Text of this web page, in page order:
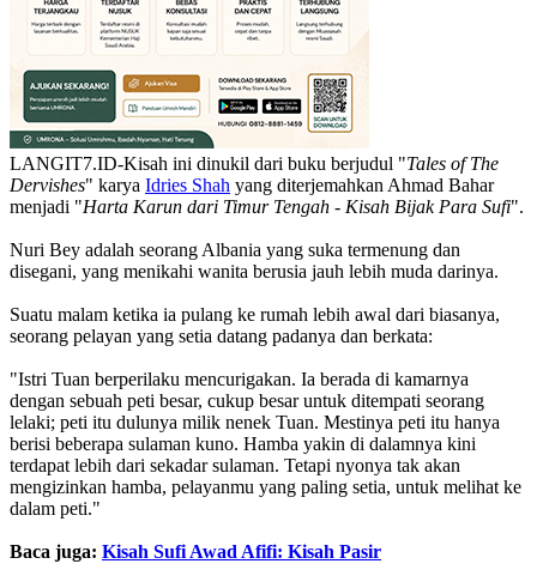
LANGIT7.ID-Kisah ini dinukil dari buku berjudul "Tales of The
Dervishes" karya Idries Shah yang diterjemahkan Ahmad Bahar
menjadi "Harta Karun dari Timur Tengah - Kisah Bijak Para Sufi".
Nuri Bey adalah seorang Albania yang suka termenung dan
disegani, yang menikahi wanita berusia jauh lebih muda darinya.
Suatu malam ketika ia pulang ke rumah lebih awal dari biasanya,
seorang pelayan yang setia datang padanya dan berkata:
"Istri Tuan berperilaku mencurigakan. Ia berada di kamarnya
dengan sebuah peti besar, cukup besar untuk ditempati seorang
lelaki; peti itu dulunya milik nenek Tuan. Mestinya peti itu hanya
berisi beberapa sulaman kuno. Hamba yakin di dalamnya kini
terdapat lebih dari sekadar sulaman. Tetapi nyonya tak akan
mengizinkan hamba, pelayanmu yang paling setia, untuk melihat ke
dalam peti."
Baca juga: Kisah Sufi Awad Afifi: Kisah Pasir